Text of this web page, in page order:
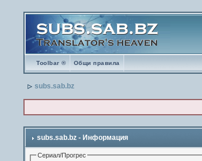
Toolbar ® Общи правила
subs.sab.bz
subs.sab.bz - Информация
Сериал/Прогрес